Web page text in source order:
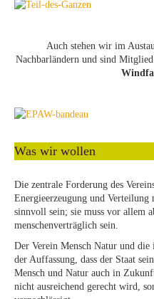
Auch stehen wir im
Nachbarländern und sind
Was wir wollen
Die zentrale Forderung des
Energieerzeugung und Verteilung
sinnvoll sein; sie muss vor allem
menschenverträglich sein.
Der Verein Mensch Natur und
der Auffassung, dass der Staat
Mensch und Natur auch in
nicht ausreichend gerecht wird,